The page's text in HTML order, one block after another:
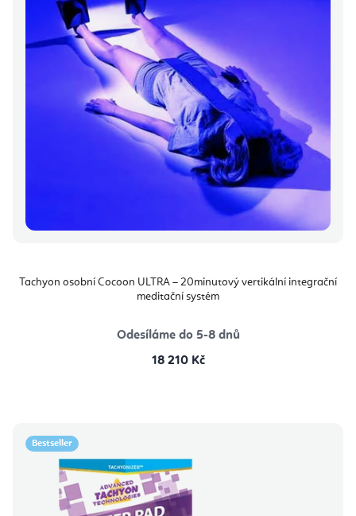
Tachyon osobní Cocoon ULTRA – 20minutový vertikální integrační
meditační systém
Odesíláme do 5-8 dnů
18 210 Kč
Bestseller